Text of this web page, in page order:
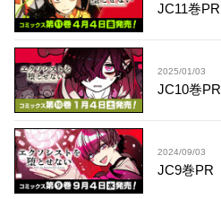
JC11巻PR
2025/01/03
JC10巻PR
2024/09/03
JC9巻PR